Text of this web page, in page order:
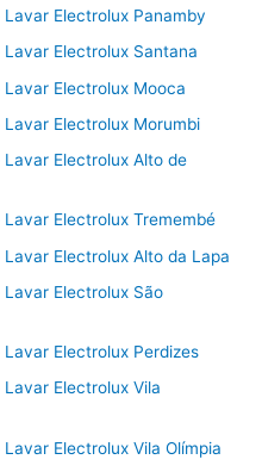
Electrolux Panamby
Electrolux Santana
Electrolux Mooca
Electrolux Morumbi
Electrolux Alto de
Electrolux Tremembé
Electrolux Alto da Lapa
Electrolux São
Electrolux Perdizes
Electrolux Vila
Electrolux Vila Olímpia